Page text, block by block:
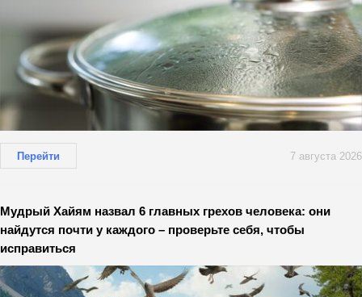
Перейти 7 августа 2026
Мудрый Хайям назвал 6 главных грехов человека: они
найдутся почти у каждого – проверьте себя, чтобы
исправиться